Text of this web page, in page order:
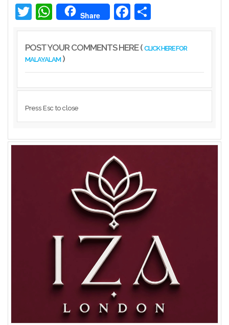
Kerala
Twitter WhatsAppShare Facebook
POST YOUR COMMENTS HERE ( CLICK HERE FOR
MALAYALAM)
Press Esc to close